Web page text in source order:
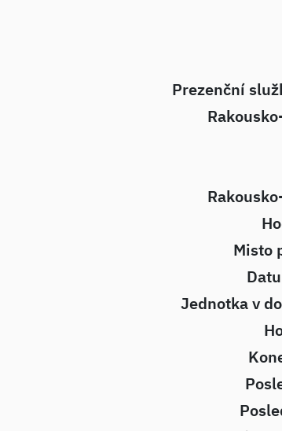
Prezenční
Misto
Jednotka v